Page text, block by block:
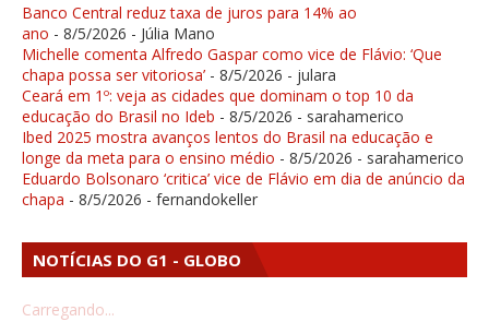
Banco Central reduz taxa de juros para 14% ao
ano - 8/5/2026 - Júlia Mano
Michelle comenta Alfredo Gaspar como vice de Flávio: ‘Que
chapa possa ser vitoriosa’ - 8/5/2026 - julara
Ceará em 1º: veja as cidades que dominam o top 10 da
educação do Brasil no Ideb - 8/5/2026 - sarahamerico
Ibed 2025 mostra avanços lentos do Brasil na educação e
longe da meta para o ensino médio - 8/5/2026 - sarahamerico
Eduardo Bolsonaro ‘critica’ vice de Flávio em dia de anúncio da
chapa - 8/5/2026 - fernandokeller
NOTÍCIAS DO G1 - GLOBO
Carregando...